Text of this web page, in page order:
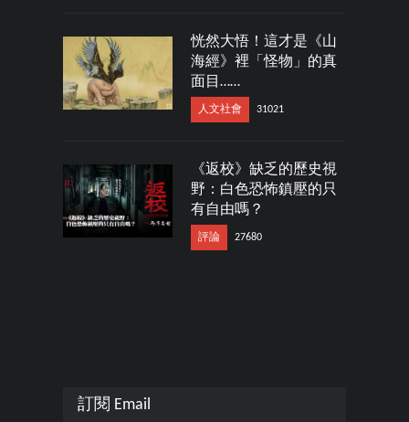
恍然大悟！這才是《山
海經》裡「怪物」的真
面目……
人文社會 31021
《返校》缺乏的歷史視
野：白色恐怖鎮壓的只
有自由嗎？
評論 27680
訂閱 Email